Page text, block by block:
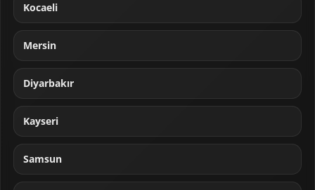
Kocaeli
Mersin
Diyarbakır
Kayseri
Samsun